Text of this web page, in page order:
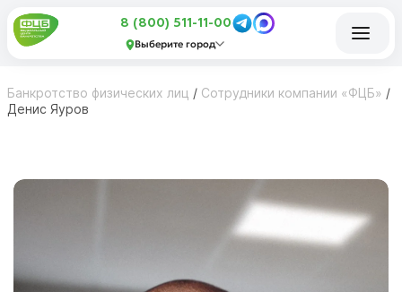
8 (800) 511-11-00
Выберите город
Банкротство физических лиц / Сотрудники компании «ФЦБ» /
Денис Яуров